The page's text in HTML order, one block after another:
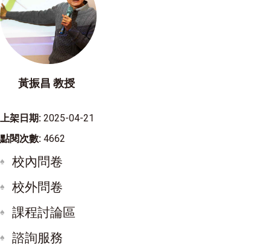
黃振昌 教授
上架日期: 2025-04-21
點閱次數: 4662
校內問卷
校外問卷
課程討論區
諮詢服務